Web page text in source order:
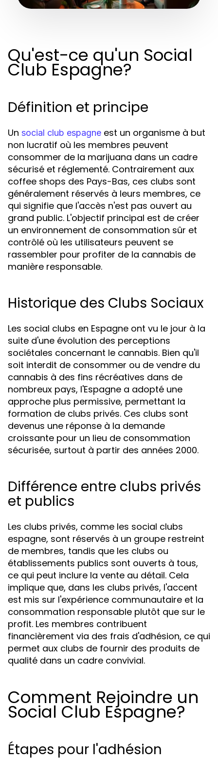
Qu'est-ce qu'un Social
Club Espagne?
Définition et principe
Un social club espagne est un organisme à but
non lucratif où les membres peuvent
consommer de la marijuana dans un cadre
sécurisé et réglementé. Contrairement aux
coffee shops des Pays-Bas, ces clubs sont
généralement réservés à leurs membres, ce
qui signifie que l'accès n'est pas ouvert au
grand public. L'objectif principal est de créer
un environnement de consommation sûr et
contrôlé où les utilisateurs peuvent se
rassembler pour profiter de la cannabis de
manière responsable.
Historique des Clubs Sociaux
Les social clubs en Espagne ont vu le jour à la
suite d'une évolution des perceptions
sociétales concernant le cannabis. Bien qu'il
soit interdit de consommer ou de vendre du
cannabis à des fins récréatives dans de
nombreux pays, l'Espagne a adopté une
approche plus permissive, permettant la
formation de clubs privés. Ces clubs sont
devenus une réponse à la demande
croissante pour un lieu de consommation
sécurisée, surtout à partir des années 2000.
Différence entre clubs privés
et publics
Les clubs privés, comme les social clubs
espagne, sont réservés à un groupe restreint
de membres, tandis que les clubs ou
établissements publics sont ouverts à tous,
ce qui peut inclure la vente au détail. Cela
implique que, dans les clubs privés, l'accent
est mis sur l'expérience communautaire et la
consommation responsable plutôt que sur le
profit. Les membres contribuent
financièrement via des frais d'adhésion, ce qui
permet aux clubs de fournir des produits de
qualité dans un cadre convivial.
Comment Rejoindre un
Social Club Espagne?
Étapes pour l'adhésion